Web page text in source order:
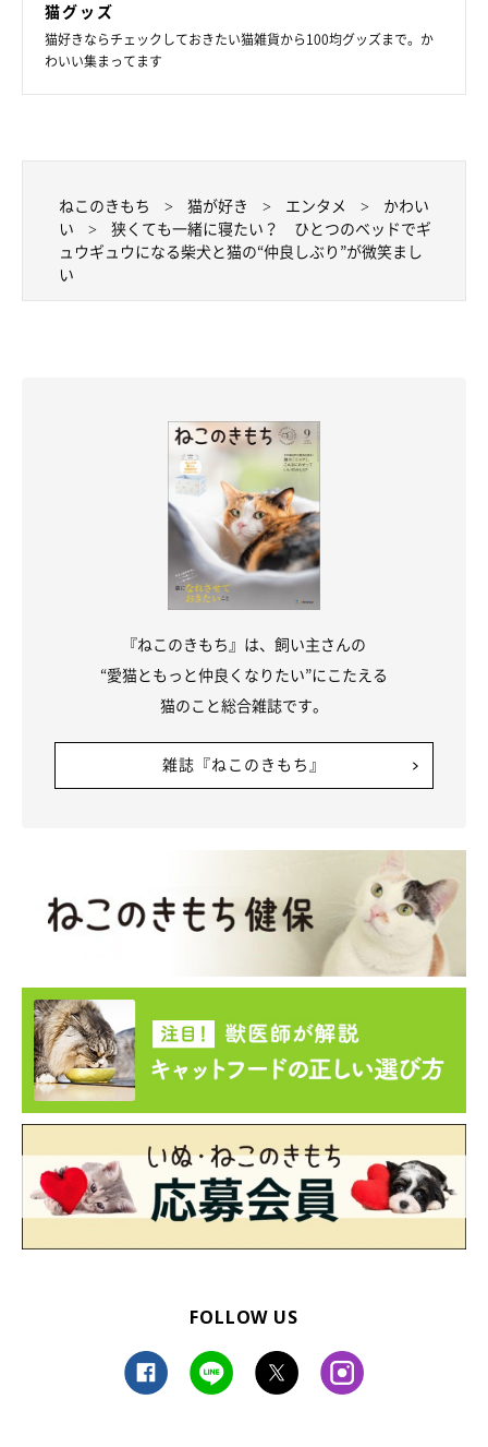
猫グッズ
猫好きならチェックしておきたい猫雑貨から100均グッズまで。か
わいい集まってます
ねこのきもち 猫が好き エンタメ
かわい
い
狭くても一緒に寝たい？ ひとつのベッドでギ
ュウギュウになる柴犬と猫の“仲良しぶり”が微笑まし
い
『ねこのきもち』は、飼い主さんの
“愛猫ともっと仲良くなりたい”にこたえる
猫のこと総合雑誌です。
雑誌『ねこのきもち』
FOLLOW US